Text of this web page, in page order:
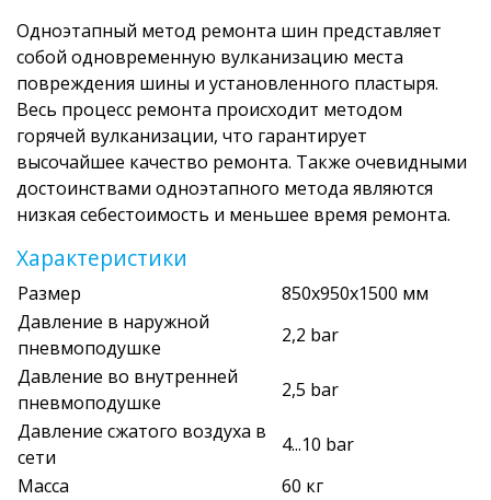
Одноэтапный метод ремонта шин представляет
собой одновременную вулканизацию места
повреждения шины и установленного пластыря.
Весь процесс ремонта происходит методом
горячей вулканизации, что гарантирует
высочайшее качество ремонта. Также очевидными
достоинствами одноэтапного метода являются
низкая себестоимость и меньшее время ремонта.
Характеристики
Размер
850х950х1500 мм
Давление в наружной
пневмоподушке
2,2 bar
Давление во внутренней
пневмоподушке
2,5 bar
Давление сжатого воздуха в
сети
4...10 bar
Масса
60 кг